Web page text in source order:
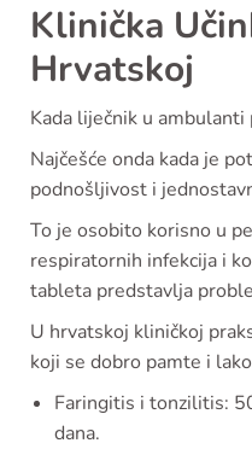
Klinička
Hrvatskoj
Kada liječnik u
Najčešće onda kada je
podnošljivost i
To je osobito korisno u
respiratornih infekcija i
tableta predstavlja
U hrvatskoj kliničkoj
koji se dobro pamte i
Faringitis i tonzilitis:
dana.